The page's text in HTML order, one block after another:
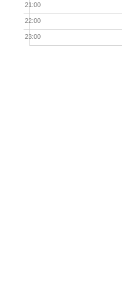
21:00
22:00
23:00